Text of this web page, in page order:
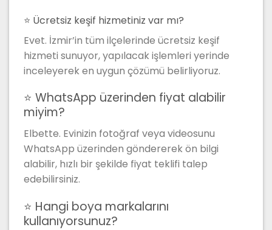
⭐ Ücretsiz keşif hizmetiniz var mı?
Evet. İzmir’in tüm ilçelerinde ücretsiz keşif
hizmeti sunuyor, yapılacak işlemleri yerinde
inceleyerek en uygun çözümü belirliyoruz.
⭐ WhatsApp üzerinden fiyat alabilir
miyim?
Elbette. Evinizin fotoğraf veya videosunu
WhatsApp üzerinden göndererek ön bilgi
alabilir, hızlı bir şekilde fiyat teklifi talep
edebilirsiniz.
⭐ Hangi boya markalarını
kullanıyorsunuz?